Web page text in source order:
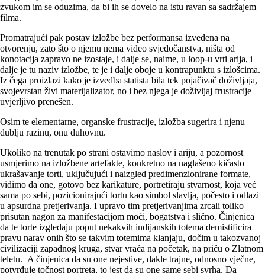
zvukom im se oduzima, da bi ih se dovelo na istu ravan sa sadržajem
filma.
Promatrajući pak postav izložbe bez performansa izvedena na
otvorenju, zato što o njemu nema video svjedočanstva, ništa od
konotacija zapravo ne izostaje, i dalje se, naime, u loop-u vrti arija, i
dalje je tu naziv izložbe, te je i dalje oboje u kontrapunktu s izlošcima.
Iz čega proizlazi kako je izvedba statista bila tek pojačivač doživljaja,
svojevrstan živi materijalizator, no i bez njega je doživljaj frustracije
uvjerljivo prenešen.
Osim te elementarne, organske frustracije, izložba sugerira i njenu
dublju razinu, onu duhovnu.
Ukoliko na trenutak po strani ostavimo naslov i ariju, a pozornost
usmjerimo na izložbene artefakte, konkretno na naglašeno kičasto
ukrašavanje torti, uključujući i naizgled predimenzionirane formate,
vidimo da one, gotovo bez karikature, portretiraju stvarnost, koja već
sama po sebi, pozicionirajući tortu kao simbol slavlja, počesto i odlazi
u apsurdna pretjerivanja. I upravo tim pretjerivanjima zrcali toliko
prisutan nagon za manifestacijom moći, bogatstva i slično. Činjenica
da te torte izgledaju poput nekakvih indijanskih totema demistificira
pravu narav onih što se takvim totemima klanjaju, dočim u takozvanoj
civilizaciji zapadnog kruga, stvar vraća na početak, na priču o Zlatnom
teletu. A činjenica da su one nejestive, dakle trajne, odnosno vječne,
potvrđuje točnost portreta, to jest da su one same sebi svrha. Da